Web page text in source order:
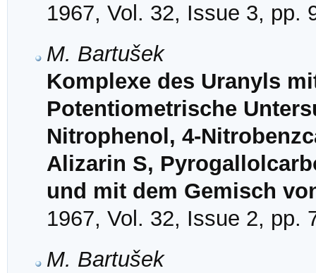
1967, Vol. 32, Issue 3, pp.
M. Bartušek
Komplexe des Uranyls
Potentiometrische
Nitrophenol, 4-
Alizarin S,
und mit dem Gemisch
1967, Vol. 32, Issue 2, pp.
M. Bartušek